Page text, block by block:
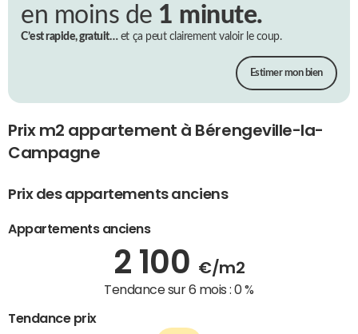
en moins de 1 minute.
C’est rapide, gratuit…et ça peut clairement valoir le coup.
Estimer mon bien
Prix m2 appartement à Bérengeville-la-
Campagne
Prix des appartements anciens
Appartements anciens
2 100 €/m2
Tendance sur 6 mois :0 %
Tendance prix